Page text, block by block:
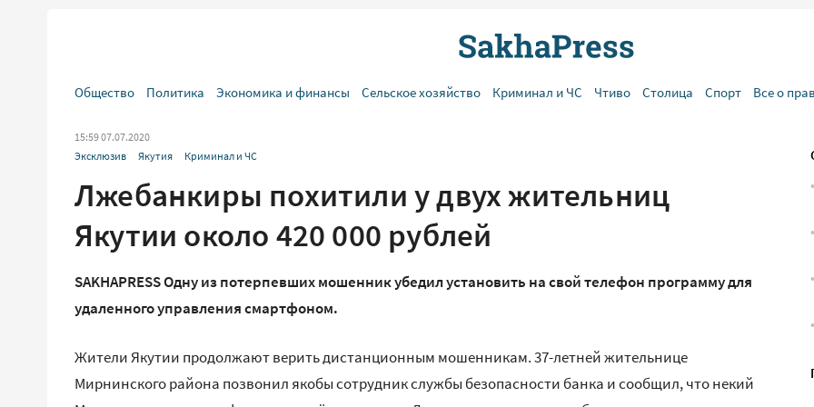
Общество Политика Экономика и финансы Сельское хозяйство Криминал и ЧС Чтиво Столица Спорт Все о
15:59 07.07.2020
Эксклюзив
Якутия Криминал и ЧС
Лжебанкиры похитили у двух жительниц
Якутии около 420 000 рублей
SAKHAPRESS Одну из потерпевших мошенник убедил установить на свой телефон программу для
удаленного управления смартфоном.
Жители Якутии продолжают верить дистанционным мошенникам. 37-летней жительнице
Мирнинского района позвонил якобы сотрудник службы безопасности банка и сообщил, что некий